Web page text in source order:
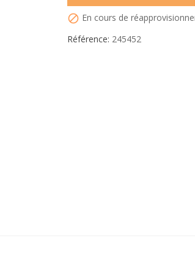
 En cours de
Référence: 245452